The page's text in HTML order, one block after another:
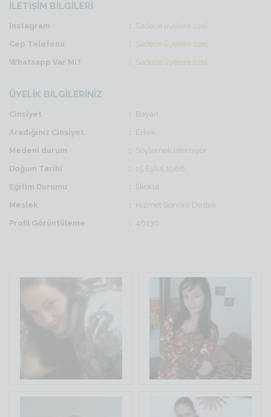
İLETİŞİM BİLGİLERİ
Instagram
Sadece üyelere özel
Cep Telefonu
Sadece üyelere özel
Whatsapp Var Mı?
Sadece üyelere özel
ÜYELİK BİLGİLERİNİZ
Cinsiyet
Bayan
Aradığınız Cinsiyet
Erkek
Medeni durum
Söylemek istemiyor
Doğum Tarihi
15 Eylul 1988
Eğitim Durumu
İlkokul
Meslek
Hizmet Sonrası Destek
Profil Görüntüleme
46130